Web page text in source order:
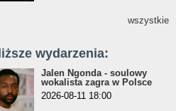
wszystkie
wydarzenia:
Jalen Ngonda - soulowy
wokalista zagra w Polsce
2026-08-11 18:00